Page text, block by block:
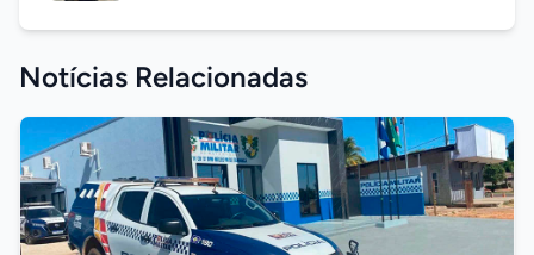
Notícias Relacionadas